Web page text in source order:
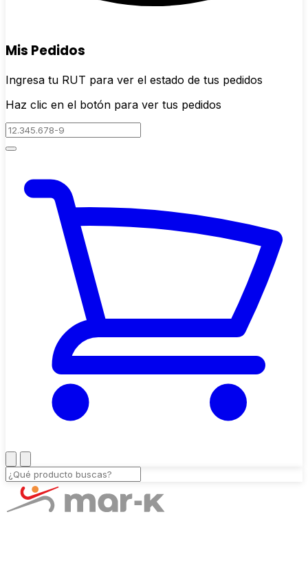
Mis Pedidos
Ingresa tu RUT para ver el estado de tus pedidos
Haz clic en el botón para ver tus pedidos